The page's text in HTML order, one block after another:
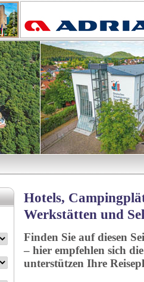
Hotels,
Werkstätten und
Finden Sie auf diesen
– hier empfehlen sich
unterstützen Ihre